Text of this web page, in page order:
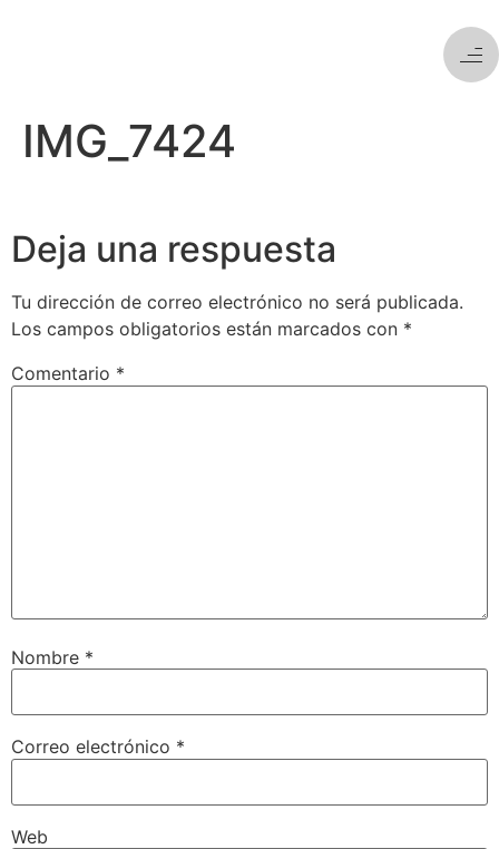
IMG_7424
Deja una respuesta
Tu dirección de correo electrónico no será publicada.
Los campos obligatorios están marcados con *
Comentario *
Nombre *
Correo electrónico *
Web